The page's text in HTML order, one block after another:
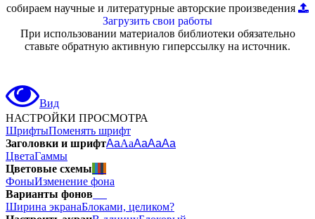
собираем научные и литературные авторские произведения
Загрузить свои работы
При использовании материалов библиотеки обязательно
ставьте обратную активную гиперссылку на источник.
Вид
НАСТРОЙКИ ПРОСМОТРА
ШрифтыПоменять шрифт
Заголовки и шрифтAaAaAaAaAa
ЦветаГаммы
Цветовые схемы
ФоныИзменение фона
Варианты фонов
Ширина экранаБлоками, целиком?